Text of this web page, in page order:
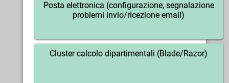
Posta elettronica (configurazione, segnalazione
problemi invio/ricezione email)
Cluster calcolo dipartimentali (Blade/Razor)